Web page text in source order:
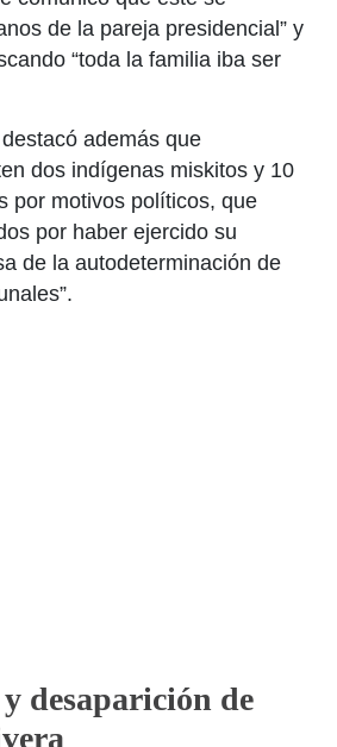
de la pareja presidencial” y
“toda la familia iba ser
además que
dos indígenas miskitos y 10
por motivos políticos, que
por haber ejercido su
de la autodeterminación de
desaparición de